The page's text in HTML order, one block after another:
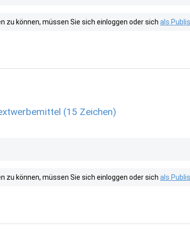
zu können, müssen Sie sich einloggen oder sich als
(15 Zeichen)
zu können, müssen Sie sich einloggen oder sich als